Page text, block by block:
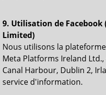
9. Utilisation de
Limited)
Nous utilisons la
Meta Platforms Ireland
Canal Harbour, Dublin 2,
service d'information.